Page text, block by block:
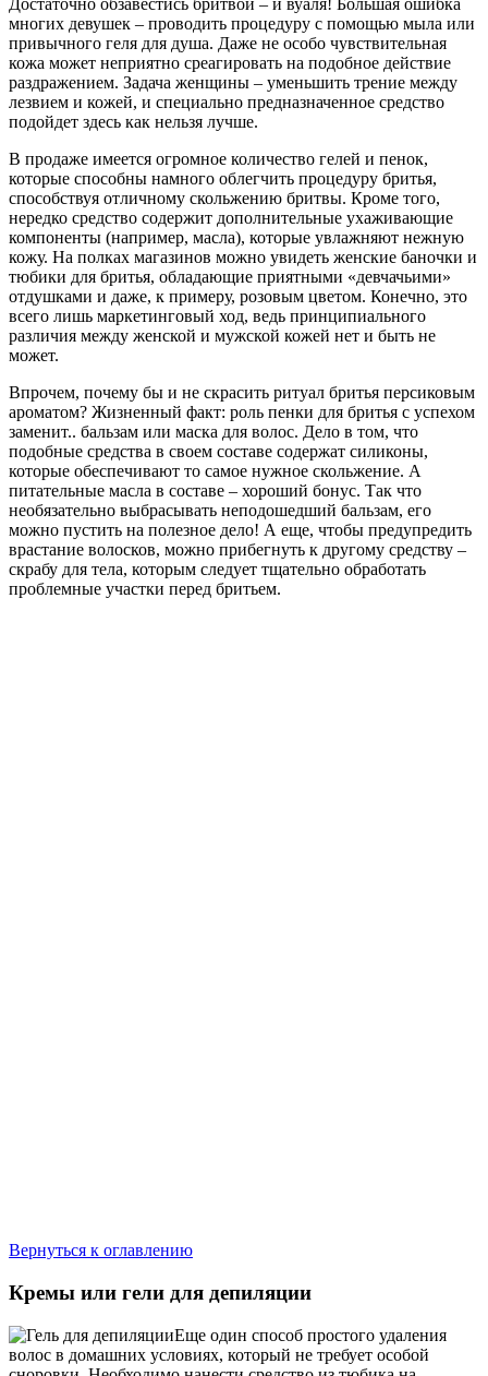
Достаточно обзавестись бритвой – и вуаля! Большая ошибка
многих девушек – проводить процедуру с помощью мыла или
привычного геля для душа. Даже не особо чувствительная
кожа может неприятно среагировать на подобное действие
раздражением. Задача женщины – уменьшить трение между
лезвием и кожей, и специально предназначенное средство
подойдет здесь как нельзя лучше.
В продаже имеется огромное количество гелей и пенок,
которые способны намного облегчить процедуру бритья,
способствуя отличному скольжению бритвы. Кроме того,
нередко средство содержит дополнительные ухаживающие
компоненты (например, масла), которые увлажняют нежную
кожу. На полках магазинов можно увидеть женские баночки и
тюбики для бритья, обладающие приятными «девчачьими»
отдушками и даже, к примеру, розовым цветом. Конечно, это
всего лишь маркетинговый ход, ведь принципиального
различия между женской и мужской кожей нет и быть не
может.
Впрочем, почему бы и не скрасить ритуал бритья персиковым
ароматом? Жизненный факт: роль пенки для бритья с успехом
заменит.. бальзам или маска для волос. Дело в том, что
подобные средства в своем составе содержат силиконы,
которые обеспечивают то самое нужное скольжение. А
питательные масла в составе – хороший бонус. Так что
необязательно выбрасывать неподошедший бальзам, его
можно пустить на полезное дело! А еще, чтобы предупредить
врастание волосков, можно прибегнуть к другому средству –
скрабу для тела, которым следует тщательно обработать
проблемные участки перед бритьем.
Вернуться к оглавлению
Кремы или гели для депиляции
Еще один способ простого удаления
волос в домашних условиях, который не требует особой